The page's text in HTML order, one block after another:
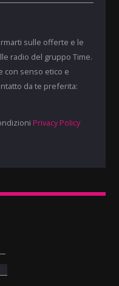
sulle offerte e le
radio del gruppo Time.
con senso etico e
da te preferita:
Privacy Policy